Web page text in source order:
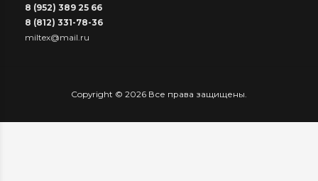
8 (952) 389 25 66
8 (812) 331-78-36
miltex@mail.ru
Copyright © 2026 Все права защищены.